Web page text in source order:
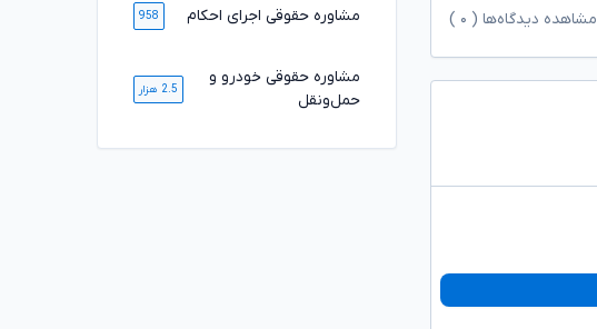
مشاهده دیدگاه‌ها ( ۰ مشاوره حقوقی اجرای احکام 958
مشاوره حقوقی خودرو و
حمل‌ونقل
2.5 هزار